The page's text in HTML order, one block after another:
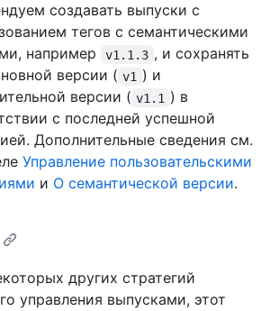
создавать выпуски с
тегов с семантическими
например
v1.1.3 , и сохранять
версии ( v1 ) и
версии ( v1.1 ) в
с последней успешной
Дополнительные сведения см.
Управление пользовательскими
и О семантической версии.
других стратегий
управления выпусками, этот